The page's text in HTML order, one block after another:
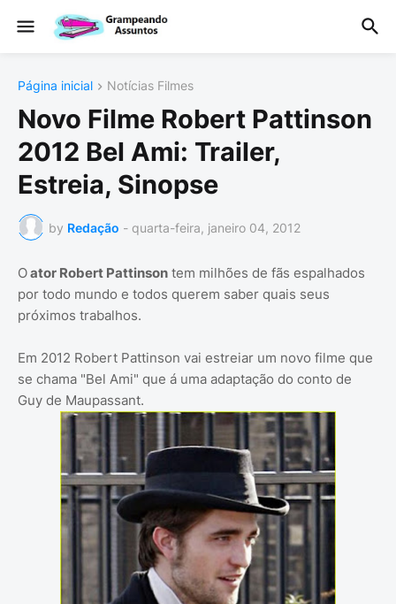
Página inicial Notícias Filmes
Novo Filme Robert Pattinson
2012 Bel Ami: Trailer,
Estreia, Sinopse
by Redação - quarta-feira, janeiro 04, 2012
Oator Robert Pattinson tem milhões de fãs espalhados
por todo mundo e todos querem saber quais seus
próximos trabalhos.
Em 2012 Robert Pattinson vai estreiar um novo filme que
se chama "Bel Ami" que á uma adaptação do conto de
Guy de Maupassant.